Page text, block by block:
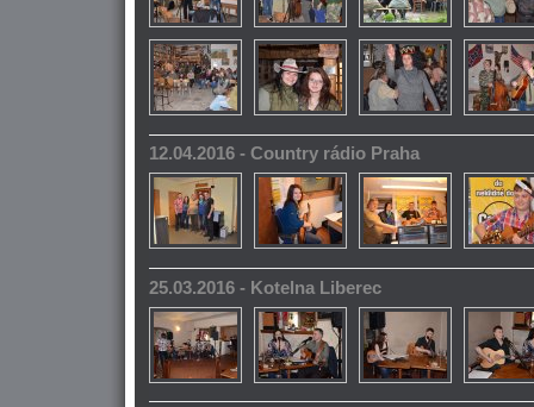
12.04.2016 - Country rádio Praha
25.03.2016 - Kotelna Liberec